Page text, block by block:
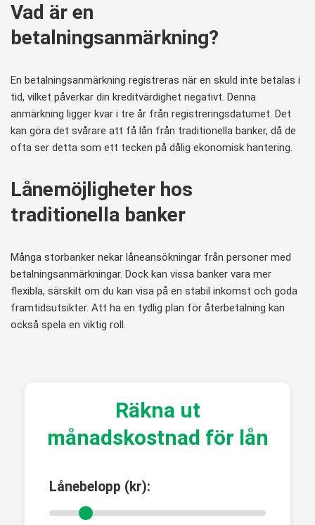
Vad är en
betalningsanmärkning?
En betalningsanmärkning registreras när en skuld inte betalas i
tid, vilket påverkar din kreditvärdighet negativt. Denna
anmärkning ligger kvar i tre år från registreringsdatumet. Det
kan göra det svårare att få lån från traditionella banker, då de
ofta ser detta som ett tecken på dålig ekonomisk hantering.
Lånemöjligheter hos
traditionella banker
Många storbanker nekar låneansökningar från personer med
betalningsanmärkningar. Dock kan vissa banker vara mer
flexibla, särskilt om du kan visa på en stabil inkomst och goda
framtidsutsikter. Att ha en tydlig plan för återbetalning kan
också spela en viktig roll.
Räkna ut
månadskostnad för lån
Lånebelopp (kr):